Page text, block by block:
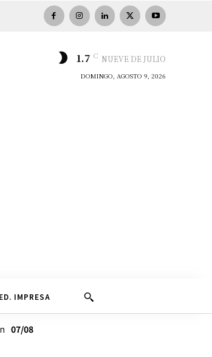
1.7 C NUEVE DE JULIO
DOMINGO, AGOSTO 9, 2026
ED. IMPRESA
07/08